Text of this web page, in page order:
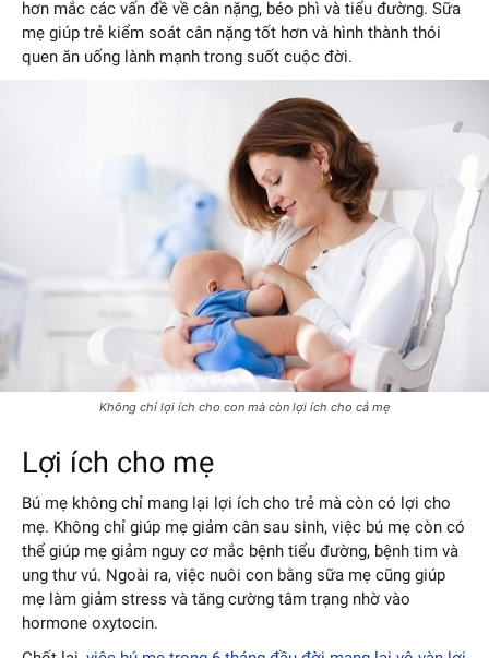
hơn mắc các vấn đề về cân nặng, béo phì và tiểu đường. Sữa
mẹ giúp trẻ kiểm soát cân nặng tốt hơn và hình thành thói
quen ăn uống lành mạnh trong suốt cuộc đời.
Không chỉ lợi ích cho con mà còn lợi ích cho cả mẹ
Lợi ích cho mẹ
Bú mẹ không chỉ mang lại lợi ích cho trẻ mà còn có lợi cho
mẹ. Không chỉ giúp mẹ giảm cân sau sinh, việc bú mẹ còn có
thể giúp mẹ giảm nguy cơ mắc bệnh tiểu đường, bệnh tim và
ung thư vú. Ngoài ra, việc nuôi con bằng sữa mẹ cũng giúp
mẹ làm giảm stress và tăng cường tâm trạng nhờ vào
hormone oxytocin.